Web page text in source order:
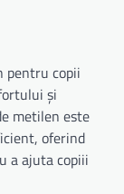
pentru copii
și
metilen este
oferind
a ajuta copiii